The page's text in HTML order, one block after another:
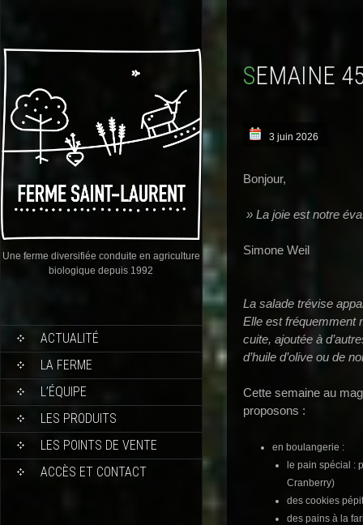
Une ferme diversifiée conduite en agriculture
biologique depuis 1992
ACTUALITÉ
LA FERME
L’ÉQUIPE
LES PRODUITS
LES POINTS DE VENTE
ACCÈS ET CONTACT
SEMAINE
3 juin 2026
Bonjour,
» La joie est notre
Simone Weil
La salade trévise
Elle est fréquemment
cuite, ajoutée à
d’huile d’olive ou de
Cette semaine au
proposons :
en boulangerie :
le pain spécial :
Cranberry)
des cookies
des pains à la